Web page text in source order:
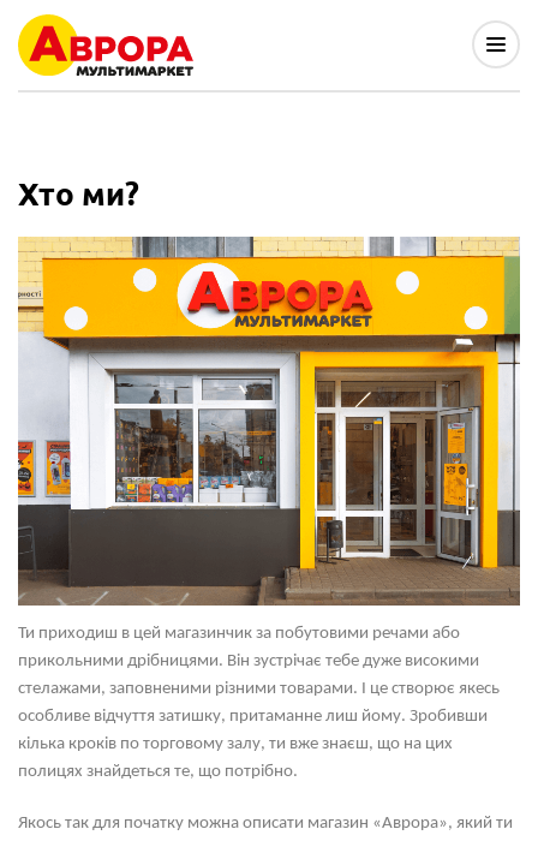
Хто ми?
Ти приходиш в цей магазинчик за побутовими речами або
прикольними дрібницями. Він зустрічає тебе дуже високими
стелажами, заповненими різними товарами. І це створює якесь
особливе відчуття затишку, притаманне лиш йому. Зробивши
кілька кроків по торговому залу, ти вже знаєш, що на цих
полицях знайдеться те, що потрібно.
Якось так для початку можна описати магазин «Аврора», який ти